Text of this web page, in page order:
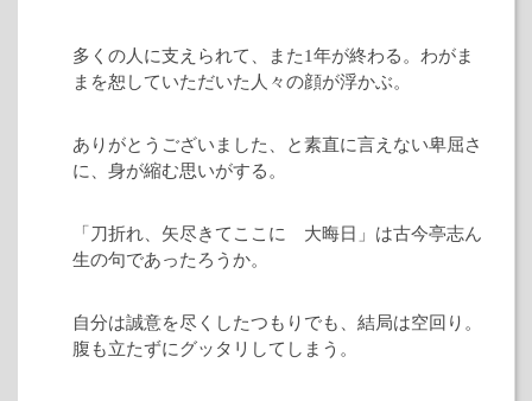
多くの人に支えられて、また1年が終わる。わがま
まを恕していただいた人々の顔が浮かぶ。
ありがとうございました、と素直に言えない卑屈さ
に、身が縮む思いがする。
「刀折れ、矢尽きてここに 大晦日」は古今亭志ん
生の句であったろうか。
自分は誠意を尽くしたつもりでも、結局は空回り。
腹も立たずにグッタリしてしまう。